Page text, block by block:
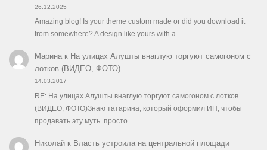
26.12.2025
Amazing blog! Is your theme custom made or did you download it
from somewhere? A design like yours with a…
Маринак На улицах Алушты внаглую торгуют самогоном с
лотков (ВИДЕО, ФОТО)
14.03.2017
RE: На улицах Алушты внаглую торгуют самогоном с лотков
(ВИДЕО, ФОТО)Знаю татарина, который оформил ИП, чтобы
продавать эту муть. просто…
Николайк Власть устроила на центральной площади